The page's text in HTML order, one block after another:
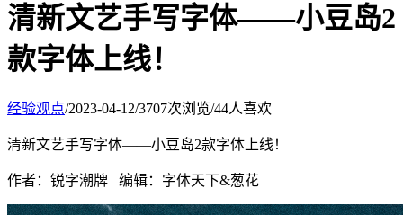
清新文艺手写字体——小豆岛2
款字体上线！
经验观点/2023-04-12/3707次浏览/44人喜欢
清新文艺手写字体——小豆岛2款字体上线！
作者：锐字潮牌 编辑：字体天下&葱花